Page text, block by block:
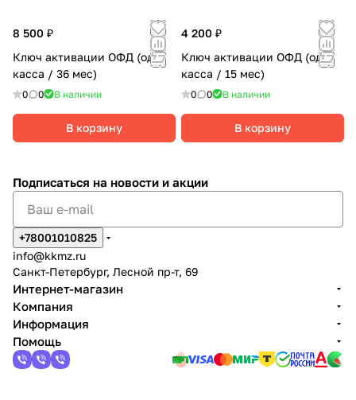
8 500 ₽
Ключ активации ОФД (одна
касса / 36 мес)
0 0 В наличии
В корзину
4 200 ₽
Ключ активации ОФД (одна
касса / 15 мес)
0 0 В наличии
В корзину
Подписаться на новости и акции
+78001010825
info@kkmz.ru
Санкт-Петербург, Лесной пр-т, 69
Интернет-магазин
Компания
Информация
Помощь